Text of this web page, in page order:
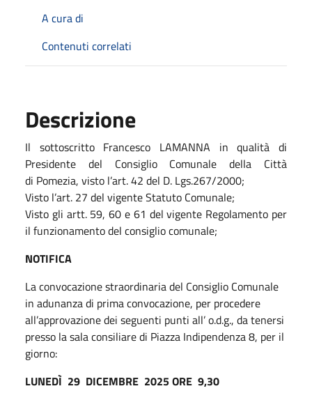
A cura di
Contenuti correlati
Descrizione
Il sottoscritto Francesco LAMANNA in qualità di
Presidente del Consiglio Comunale della Città
di Pomezia, visto l’art. 42 del D. Lgs.267/2000;
Visto l’art. 27 del vigente Statuto Comunale;
Visto gli artt. 59, 60 e 61 del vigente Regolamento per
il funzionamento del consiglio comunale;
NOTIFICA
La convocazione straordinaria del Consiglio Comunale
in adunanza di prima convocazione, per procedere
all’approvazione dei seguenti punti all’ o.d.g., da tenersi
presso la sala consiliare di Piazza Indipendenza 8, per il
giorno:
LUNEDÌ 29 DICEMBRE 2025 ORE 9,30